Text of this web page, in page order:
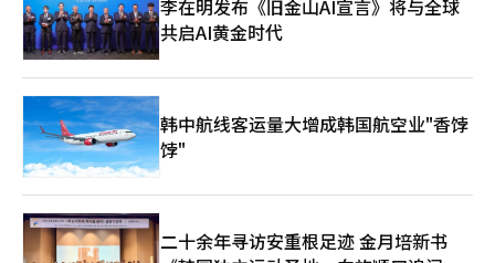
教师工会：“政治中立性不是‘沉默’，制度性保护迫在眉睫”
针对此次全国民意调查结果，教师工会联盟政策研究院表示：“国
民要求的学校公民教育加强并不意味着公民教育的量的扩张，而是
要为教师提供一个能够根据课程内容教育现实社会议题、仇恨、扭
曲信息、历史事实及民主价值与责任的环境。” 为此，呼吁：△
国家和教育当局应成为公民教育的保护主体，△将政治中立性重新
解释为“保障学生自主判断的教育原则”，△将公民教育扩展为整
个教育共同体的任务，△推动尊重和支持现场教育活动的政策等。
教师工会联盟强调：“如果教育当局不为教师创造一个无畏教学的
正当教育活动的制度性措施，让教师能够无畏地进行教学。※ 本
报道经人工智能（AI）系统翻译与编辑。
合理判断。如果是这样，就更应透明地解释。为何在此事件中适用
第27条？类似案例是否也会适用相同标准？只有这样，才能维护世
界杯的权威和FIFA的信任。 世界杯并不是东道国的商业活动，而
是全球足球共同规则权威的证明。如果这些规则在总统的一个电话
面前显得脆弱，那么受到最大伤害的将不仅仅是某位球员或某个国
家的代表队，而是负责全球足球的FIFA本身。 ※ 本报道经人工智
能（AI）系统翻译与编辑。
长提出的“创新和飞跃”理由难以消除“报恩任命”的标签。未
来，黄教益领导下的文广研将在两个方面面临考验。首先是K文化
政策的方向。黄教益对“韩食全球化”等饮食文化表现出浓厚兴
也可能通过大众化视角拓展K文化的外延。其次是研究机构的独立
性问题。国策研究机构的负责人由总统亲信担任，可能损害研究的
客观性和中立性。黄教益能否摆脱过去的政治色彩，展现平衡的领
导力，将是关键。此次任命象征性地展示了李在明政府的任命风
格，再次确认了重视“代码”和“信任”而非专业性的倾向。黄教
益未来如何领导文广研，将决定此次任命是被视为“突破性的实用
任命”还是“典型的空降任命失败案例”。文化艺术和旅游产业是
超越政权理念、决定国家长期品牌价值的重要领域。黄教益能否克
李在明发布《旧金山AI宣言》将与全球
共启AI黄金时代
韩中航线客运量大增成韩国航空业"香饽
饽"
二十余年寻访安重根足迹 金月培新书